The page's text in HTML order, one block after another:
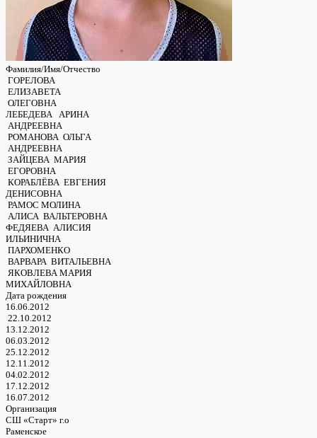
Фамилия/Имя/Отчество
ГОРЕЛОВА
ЕЛИЗАВЕТА
ОЛЕГОВНА
ЛЕБЕДЕВА АРИНА
АНДРЕЕВНА
РОМАНОВА ОЛЬГА
АНДРЕЕВНА
ЗАЙЦЕВА МАРИЯ
ЕГОРОВНА
КОРАБЛЁВА ЕВГЕНИЯ
ДЕНИСОВНА
РАМОС МОЛИНА
АЛИСА ВАЛЬТЕРОВНА
ФЕДЯЕВА АЛИСИЯ
ИЛЬИНИЧНА
ПАРХОМЕНКО
ВАРВАРА ВИТАЛЬЕВНА
ЯКОВЛЕВА МАРИЯ
МИХАЙЛОВНА
Дата рождения
16.06.2012
22.10.2012
13.12.2012
06.03.2012
25.12.2012
12.11.2012
04.02.2012
17.12.2012
16.07.2012
Организация
СШ «Старт» г.о
Раменское